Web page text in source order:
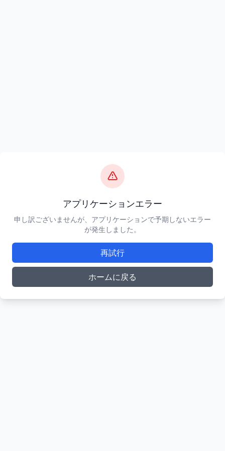
アプリケーションエラー
申し訳ございませんが、アプリケーションで予期しないエラー
が発生しました。
再試行
ホームに戻る